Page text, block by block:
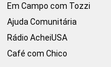
Em Campo com Tozzi
Ajuda Comunitária
Rádio AcheiUSA
Café com Chico